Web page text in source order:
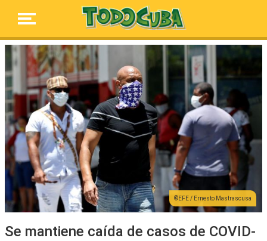
EFE / Ernesto Mastrascusa
Se mantiene caída de casos de COVID-